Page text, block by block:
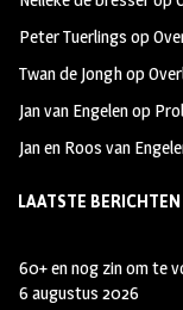
k
m
Peter Tuerlings op
Twan de Jonghop
Jan van Engelenop
Jan en Roos van
LAATSTE BERICHTEN
60+ en nog zin om te
6 augustus 2026